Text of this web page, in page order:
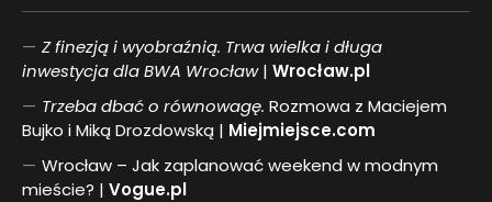
Z finezją i wyobraźnią. Trwa wielka i długa
inwestycja dla BWA Wrocław| Wrocław.pl
Trzeba dbać o równowagę. Rozmowa z Maciejem
Bujko i Miką Drozdowską | Miejmiejsce.com
Wrocław – Jak zaplanować weekend w modnym
mieście? | Vogue.pl